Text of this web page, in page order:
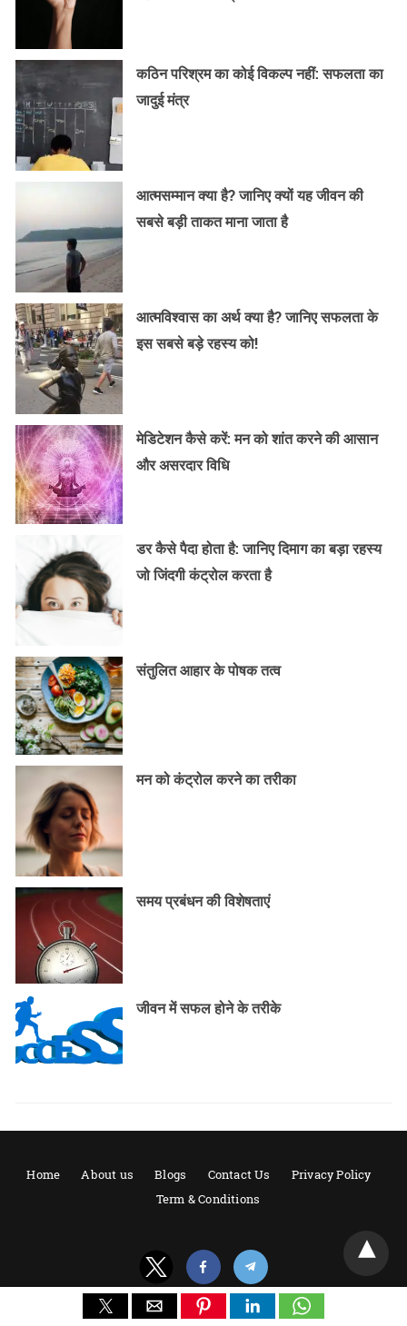
कठिन परिश्रम का कोई विकल्प नहीं: सफलता का
जादुई मंत्र
आत्मसम्मान क्या है? जानिए क्यों यह जीवन की
सबसे बड़ी ताकत माना जाता है
आत्मविश्वास का अर्थ क्या है? जानिए सफलता के
इस सबसे बड़े रहस्य को!
मेडिटेशन कैसे करें: मन को शांत करने की आसान
और असरदार विधि
डर कैसे पैदा होता है: जानिए दिमाग का बड़ा रहस्य
जो जिंदगी कंट्रोल करता है
संतुलित आहार के पोषक तत्व
मन को कंट्रोल करने का तरीका
समय प्रबंधन की विशेषताएं
जीवन में सफल होने के तरीके
Home About us Blogs Contact Us
Privacy Policy
Term & Conditions